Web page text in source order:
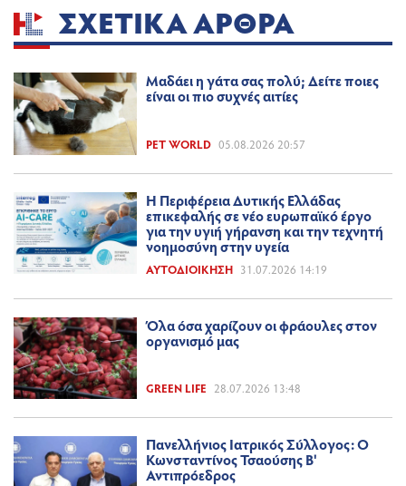
ΣΧΕΤΙΚΆ ΆΡΘΡΑ
Μαδάει η γάτα σας πολύ; Δείτε ποιες
είναι οι πιο συχνές αιτίες
PET WORLD 05.08.2026 20:57
Η Περιφέρεια Δυτικής Ελλάδας
επικεφαλής σε νέο ευρωπαϊκό έργο
για την υγιή γήρανση και την τεχνητή
νοημοσύνη στην υγεία
ΑΥΤΟΔΙΟΊΚΗΣΗ 31.07.2026 14:19
Όλα όσα χαρίζουν οι φράουλες στον
οργανισμό μας
GREEN LIFE 28.07.2026 13:48
Πανελλήνιος Ιατρικός Σύλλογος: Ο
Κωνσταντίνος Τσαούσης Β'
Αντιπρόεδρος